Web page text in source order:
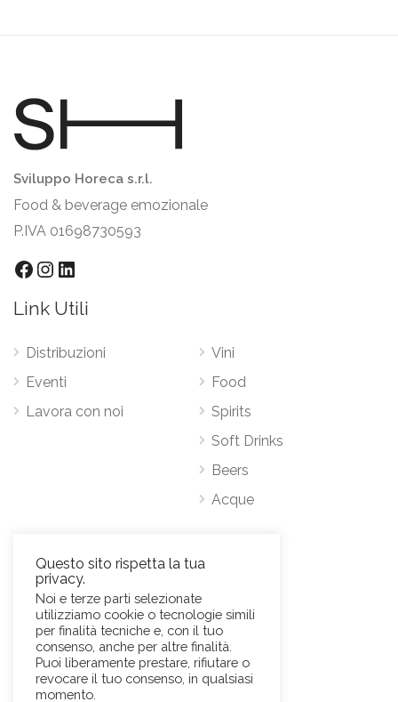
Sviluppo Horeca s.r.l.
Food & beverage emozionale
P.IVA 01698730593
Facebook
Instagram
LinkedIn
Link Utili
Distribuzioni
Eventi
Lavora con noi
Vini
Food
Spirits
Soft Drinks
Beers
Acque
Via Antonio Pacinotti 63, 00146 Roma
Mob.+39 3384389569
E-Mail:news@sviluppohoreca.it
Questo sito rispetta la tua
privacy.
Noi e terze parti selezionate
utilizziamo cookie o tecnologie simili
per finalità tecniche e, con il tuo
consenso, anche per altre finalità.
Puoi liberamente prestare, rifiutare o
revocare il tuo consenso, in qualsiasi
momento.